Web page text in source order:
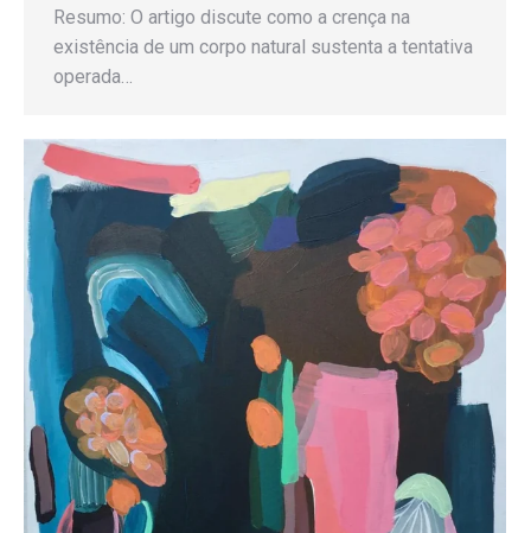
Resumo: O artigo discute como a crença na
existência de um corpo natural sustenta a tentativa
operada…